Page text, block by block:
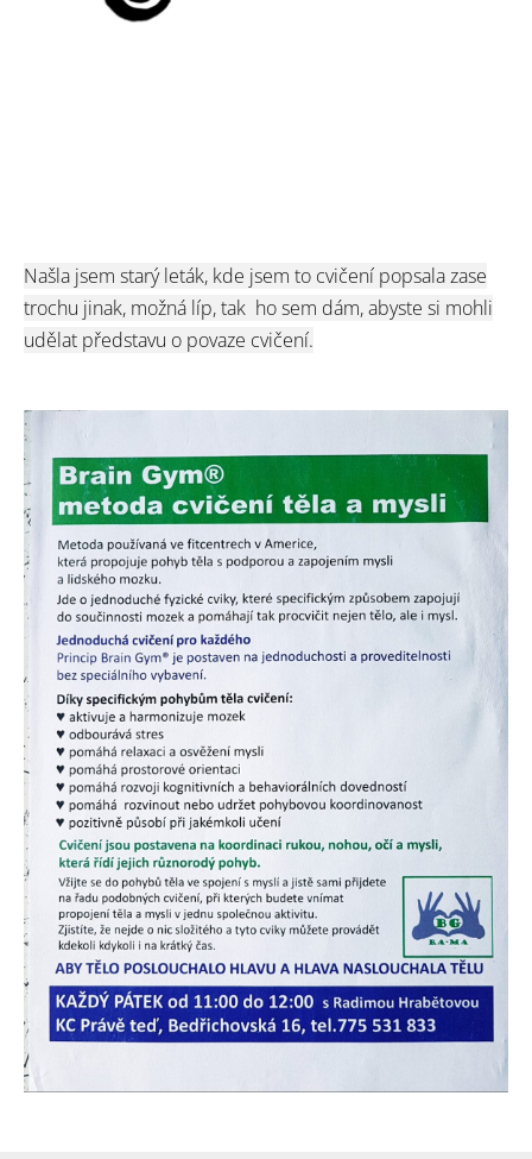
Našla jsem starý leták, kde jsem to cvičení popsala zase
trochu jinak, možná líp, tak ho sem dám, abyste si mohli
udělat představu o povaze cvičení.